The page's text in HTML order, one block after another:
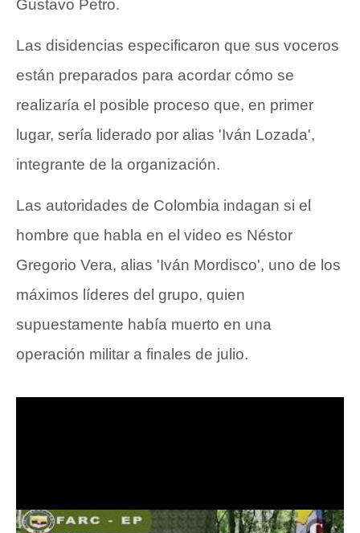
Gustavo Petro.
Las disidencias especificaron que sus voceros
están preparados para acordar cómo se
realizaría el posible proceso que, en primer
lugar, sería liderado por alias 'Iván Lozada',
integrante de la organización.
Las autoridades de Colombia indagan si el
hombre que habla en el video es Néstor
Gregorio Vera, alias 'Iván Mordisco', uno de los
máximos líderes del grupo, quien
supuestamente había muerto en una
operación militar a finales de julio.